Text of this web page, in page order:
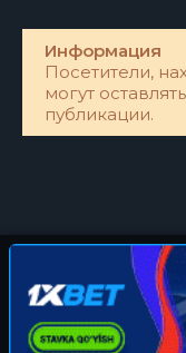
Информация
Посетители,
могут
публикации.